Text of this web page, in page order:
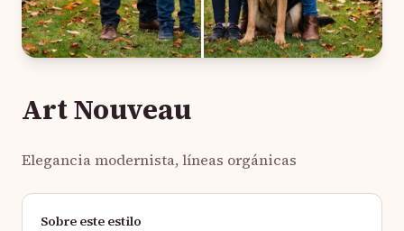
Art Nouveau
Elegancia modernista, líneas orgánicas
Sobre este estilo